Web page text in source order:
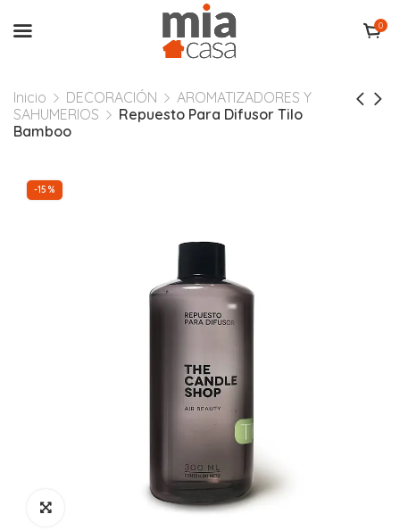
0
Inicio DECORACIÓN
AROMATIZADORES Y
SAHUMERIOS
Repuesto Para Difusor Tilo
Bamboo
-15%